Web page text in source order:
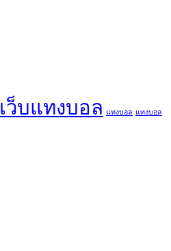
เว็บแทงบอล แทงบอล แทงบอล